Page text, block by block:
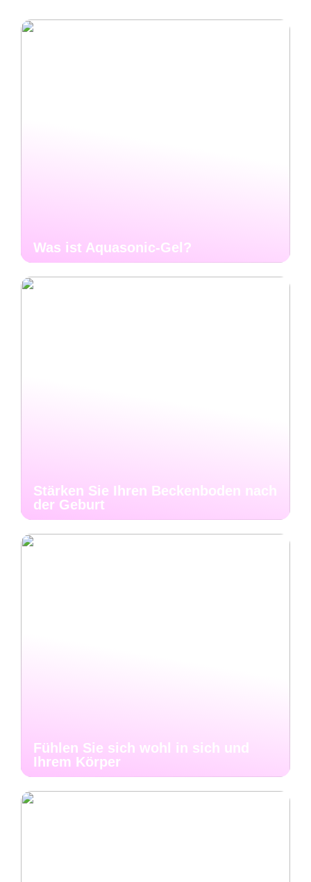
Was ist Aquasonic-Gel?
Stärken Sie Ihren Beckenboden nach
der Geburt
Fühlen Sie sich wohl in sich und
Ihrem Körper